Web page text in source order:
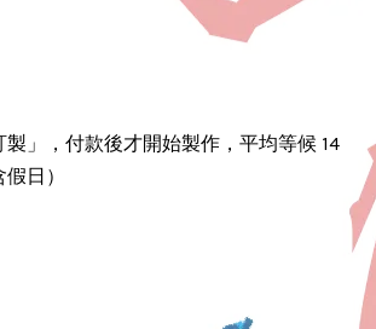
」，付款後才開始製作，平均等候 14
日）